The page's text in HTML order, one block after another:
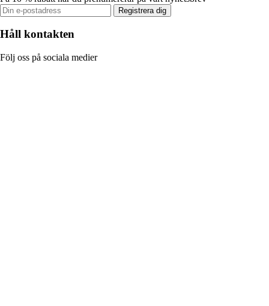
Registrera dig
Håll kontakten
Följ oss på sociala medier